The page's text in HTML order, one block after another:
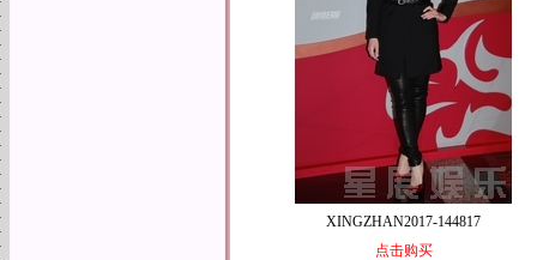
XINGZHAN2017-144817
点击购买